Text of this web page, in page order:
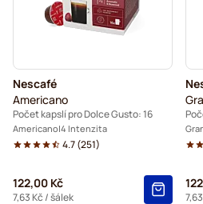
Nescafé
Americano
Počet kapslí pro Dolce Gusto: 16
Americano 4 Intenzita
4.7(251)
122,00 Kč
7,63 Kč / šálek